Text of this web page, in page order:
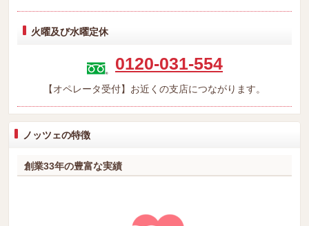
火曜及び水曜定休
0120-031-554
【オペレータ受付】お近くの支店につながります。
ノッツェの特徴
創業33年の豊富な実績